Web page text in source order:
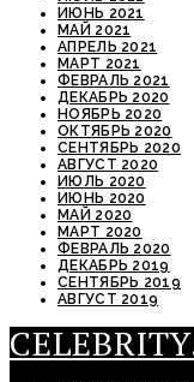
ИЮНЬ 2021
МАЙ 2021
АПРЕЛЬ 2021
МАРТ 2021
ФЕВРАЛЬ 2021
ДЕКАБРЬ 2020
НОЯБРЬ 2020
ОКТЯБРЬ 2020
СЕНТЯБРЬ 2020
АВГУСТ 2020
ИЮЛЬ 2020
ИЮНЬ 2020
МАЙ 2020
МАРТ 2020
ФЕВРАЛЬ 2020
ДЕКАБРЬ 2019
СЕНТЯБРЬ 2019
АВГУСТ 2019